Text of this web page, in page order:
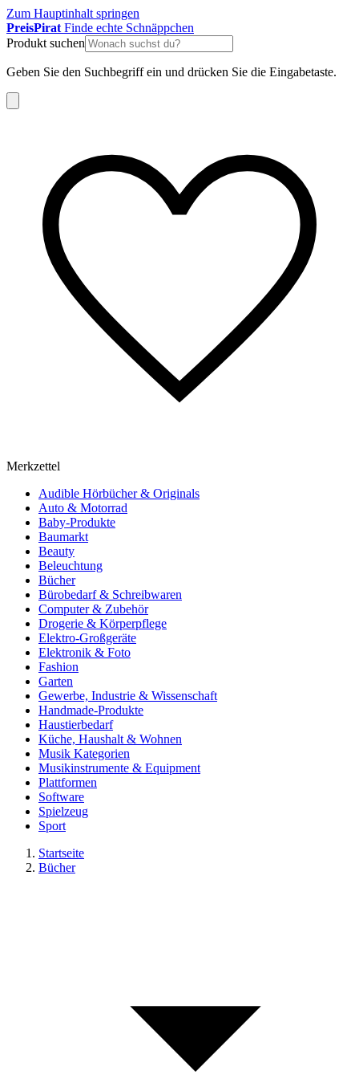
Zum Hauptinhalt springen
PreisPirat Finde echte Schnäppchen
Produkt suchen
Geben Sie den Suchbegriff ein und drücken Sie die Eingabetaste.
Merkzettel
Audible Hörbücher & Originals
Auto & Motorrad
Baby-Produkte
Baumarkt
Beauty
Beleuchtung
Bücher
Bürobedarf & Schreibwaren
Computer & Zubehör
Drogerie & Körperpflege
Elektro-Großgeräte
Elektronik & Foto
Fashion
Garten
Gewerbe, Industrie & Wissenschaft
Handmade-Produkte
Haustierbedarf
Küche, Haushalt & Wohnen
Musik Kategorien
Musikinstrumente & Equipment
Plattformen
Software
Spielzeug
Sport
Startseite
Bücher